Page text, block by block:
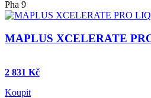
Pha 9
MAPLUS XCELERATE
2 831 Kč
Koupit